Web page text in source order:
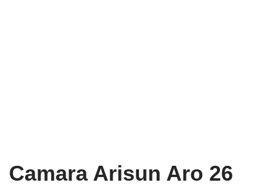
Camara Arisun Aro 26